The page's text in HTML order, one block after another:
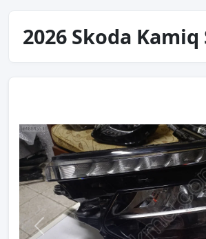
2026 Skoda Kamiq